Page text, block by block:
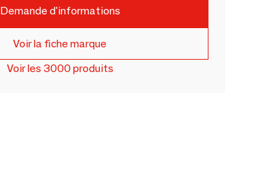
Demande d'informations
Voir la fiche marque
Voir les 3000 produits